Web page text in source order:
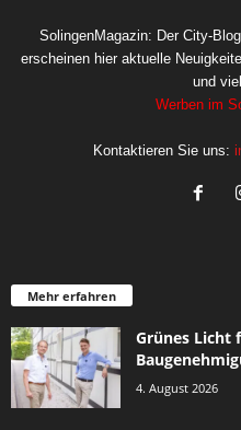
SolingenMagazin: Der City-
erscheinen hier aktuelle
und
Werben im
Kontaktieren Sie uns:
Mehr erfahren
Grünes Licht
4. August 2026